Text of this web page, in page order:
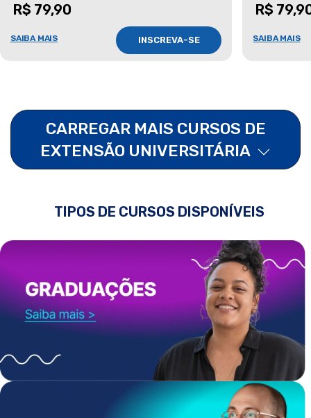
R$ 79,90
SAIBA MAIS INSCREVA-SE
R$
SAIBA MAIS
CARREGAR MAIS CURSOS DE
EXTENSÃO UNIVERSITÁRIA
TIPOS DE CURSOS DISPONÍVEIS